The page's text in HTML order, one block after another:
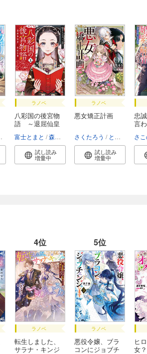
コユコム
ラノベ
八彩国の後宮物
語 ～退屈仙皇
富士とまと 森野きこり
試し読み
増量中
ラノベ
悪女矯正計画
さくたろう とよた瑣織
試し読み
増量中
忠
言
さ
4位
ラノベ
転生しました、
サラナ・キンジ
5位
ラノベ
悪役令嬢、ブラ
コンにジョブチ
ヒ
女